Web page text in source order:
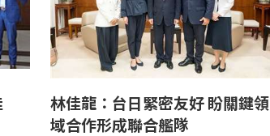
林佳龍：台日緊密友好 盼關鍵領
域合作形成聯合艦隊